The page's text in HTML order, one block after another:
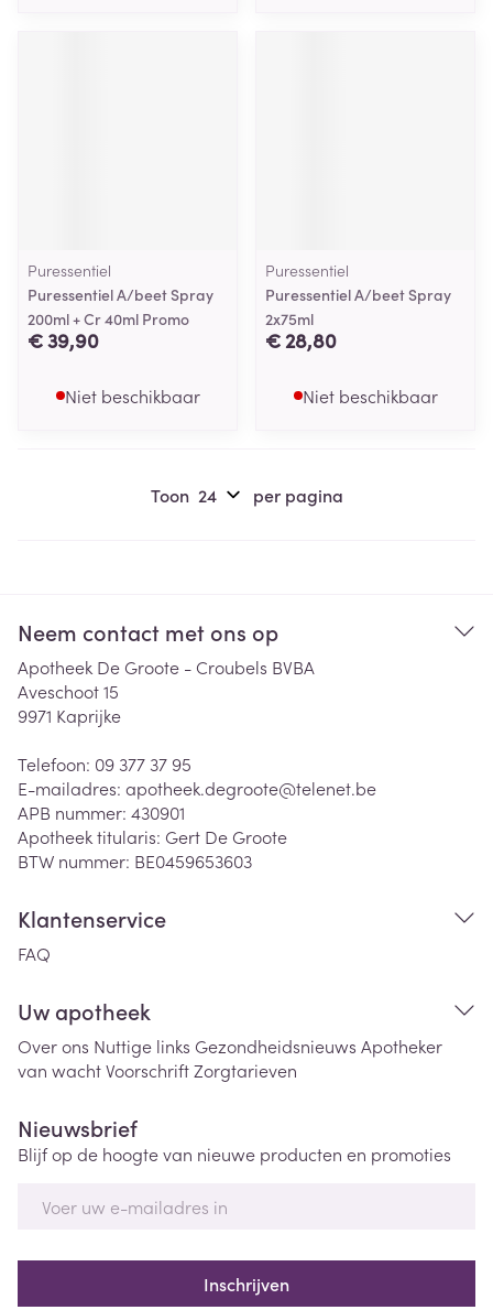
Puressentiel
Puressentiel A/beet Spray
200ml + Cr 40ml Promo
€ 39,90
Niet beschikbaar
Puressentiel
Puressentiel A/beet Spray
2x75ml
€ 28,80
Niet beschikbaar
Toon per pagina
Neem contact met ons op
Apotheek De Groote - Croubels BVBA
Aveschoot 15
9971 Kaprijke
Telefoon: 09 377 37 95
E-mailadres: apotheek.degroote@telenet.be
APB nummer: 430901
Apotheek titularis: Gert De Groote
BTW nummer: BE0459653603
Klantenservice
FAQ
Uw apotheek
Over ons Nuttige links Gezondheidsnieuws Apotheker
van wachtVoorschriftZorgtarieven
Nieuwsbrief
Blijf op de hoogte van nieuwe producten en promoties
Inschrijven